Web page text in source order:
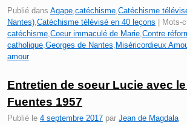
Publié dans Agape catéchisme Catéchisme
Nantes) Catéchisme télévisé en 40 leçons | Mots-
catéchisme Coeur immaculé de Marie Contre
catholique Georges de Nantes Miséricordieux
amour
Entretien de soeur Lucie avec
Fuentes 1957
Publié le 4 septembre 2017 par Jean de Magdala